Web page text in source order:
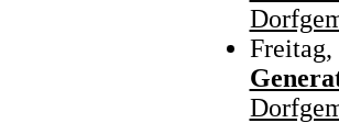
Freitag,